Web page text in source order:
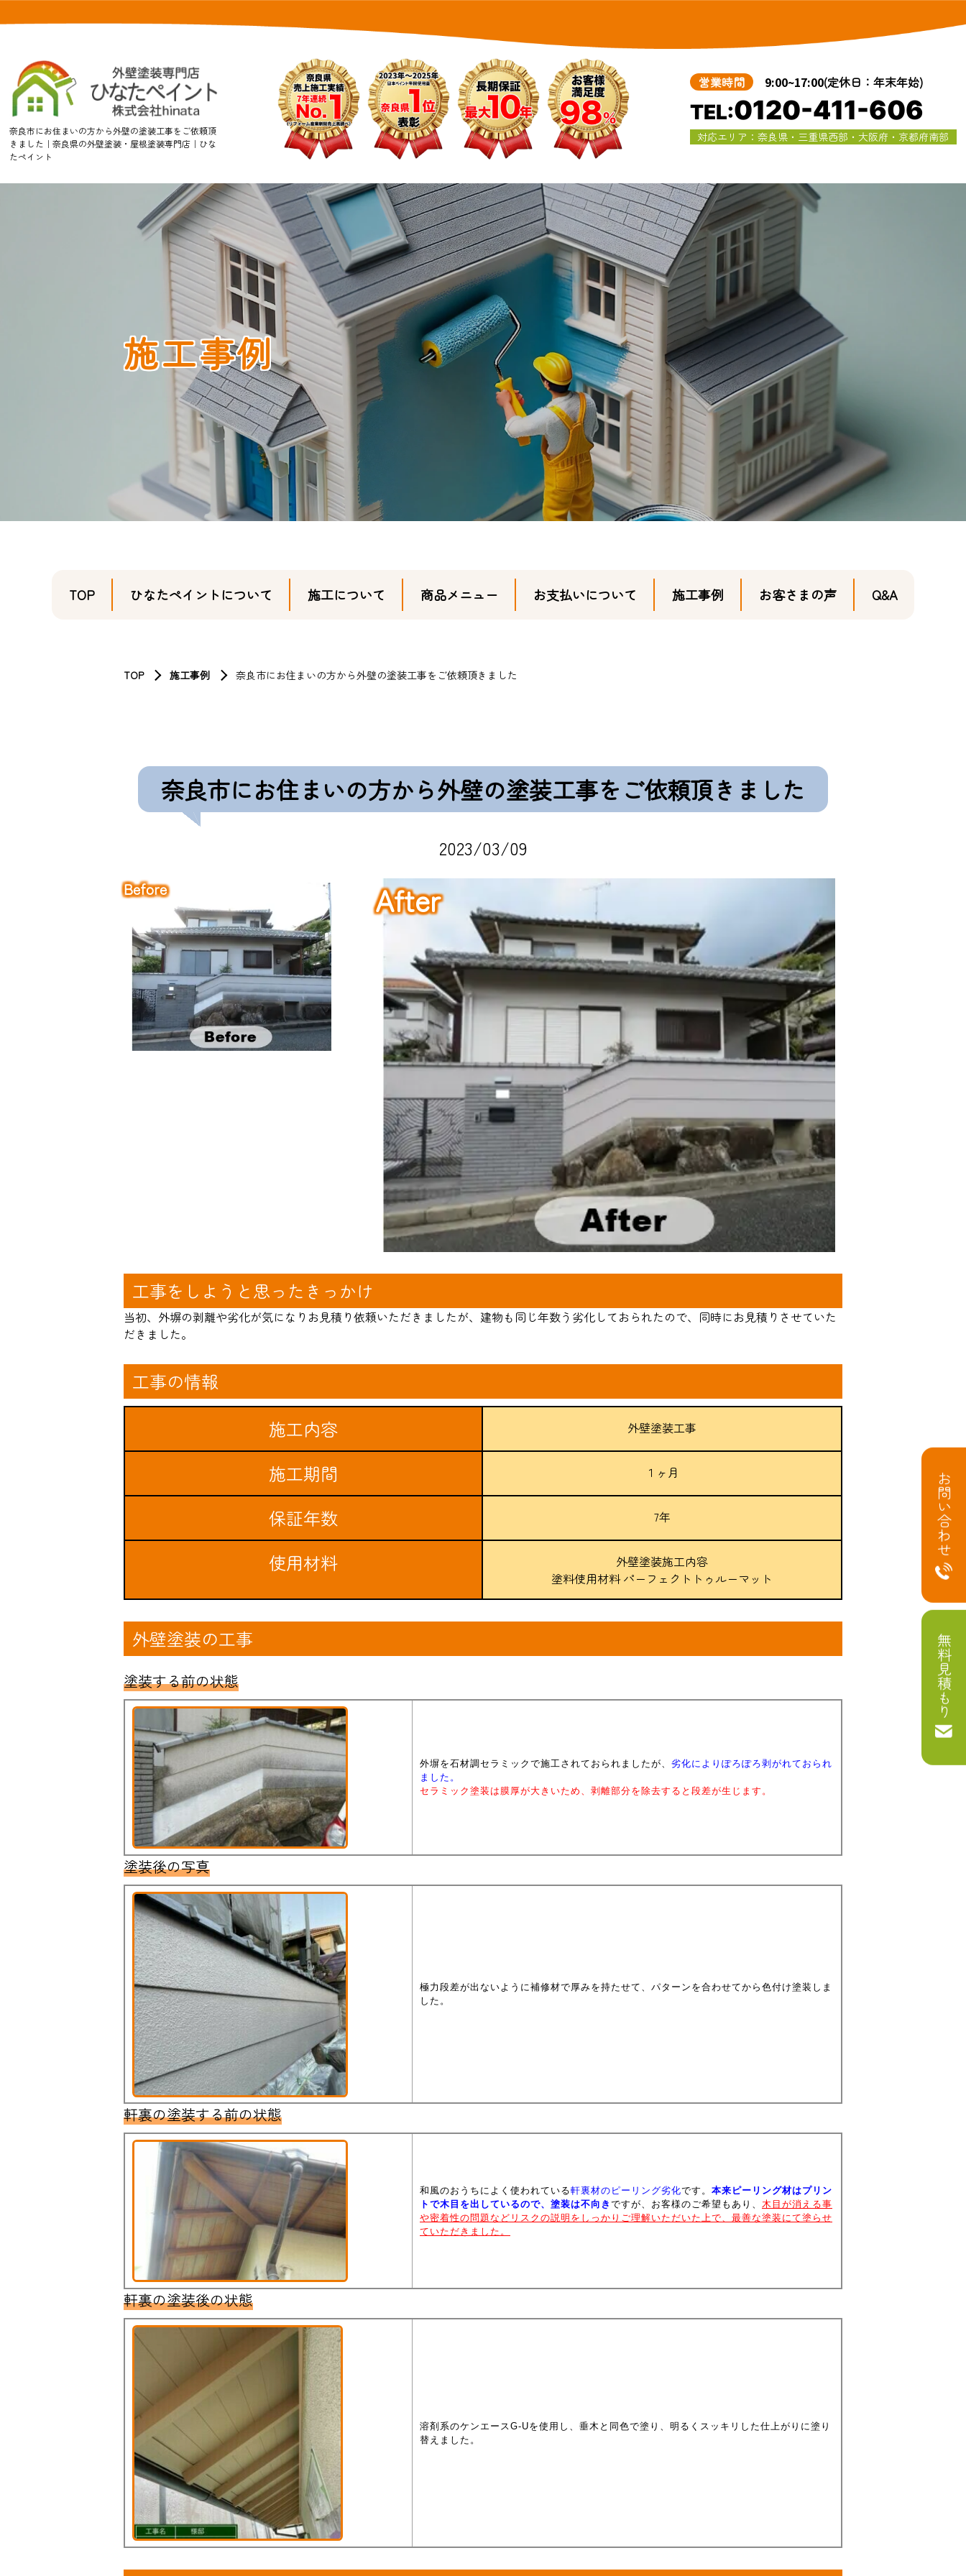
奈良市にお住まいの方から外壁の塗装工事をご依頼頂
きました｜奈良県の外壁塗装・屋根塗装専門店｜ひな
たペイント
営業時間 9:00~17:00(定休日：年末年始)
TEL:0120-411-606
対応エリア：奈良県・三重県西部・大阪府・京都府南部
施工事例
TOP ひなたペイントについて 施工について 商品メニュー お支払いについて 施工事例 お客さまの声 Q&A
TOP 施工事例 奈良市にお住まいの方から外壁の塗装工事をご依頼頂きました
奈良市にお住まいの方から外壁の塗装工事をご依頼頂きました
2023/03/09
工事をしようと思ったきっかけ
当初、外塀の剥離や劣化が気になりお見積り依頼いただきましたが、建物も同じ年数う劣化しておられたので、同時にお見積りさせていた
だきました。
工事の情報
施工内容
外壁塗装工事
施工期間 １ヶ月
保証年数 7年
使用材料
外壁塗装施工内容
塗料使用材料 パーフェクトトゥルーマット
外壁塗装の工事
塗装する前の状態
外塀を石材調セラミックで施工されておられましたが、 劣化によりぽろぽろ剥がれておられ
ました。
セラミック塗装は膜厚が大きいため、剥離部分を除去すると段差が生じます。
塗装後の写真
極力段差が出ないように補修材で厚みを持たせて、パターンを合わせてから色付け塗装しま
した。
軒裏の塗装する前の状態
和風のおうちによく使われている軒裏材のピーリング劣化です。 本来ピーリング材はプリン
トで木目を出しているので、塗装は不向き ですが、お客様のご希望もあり、 木目が消える事
や密着性の問題などリスクの説明をしっかりご理解いただいた上で、最善な塗装にて塗らせ
ていただきました。
軒裏の塗装後の状態
溶剤系のケンエースG-Uを使用し、垂木と同色で塗り、明るくスッキリした仕上がりに塗り
替えました。
お問い合わせ
無料見積もり
0120-411-606